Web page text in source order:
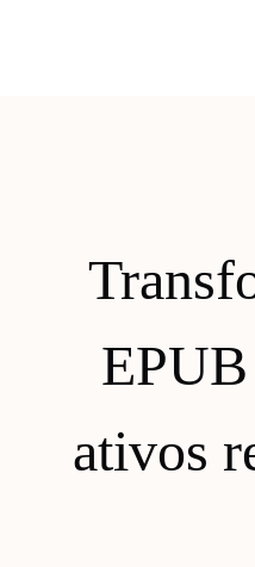
ativos